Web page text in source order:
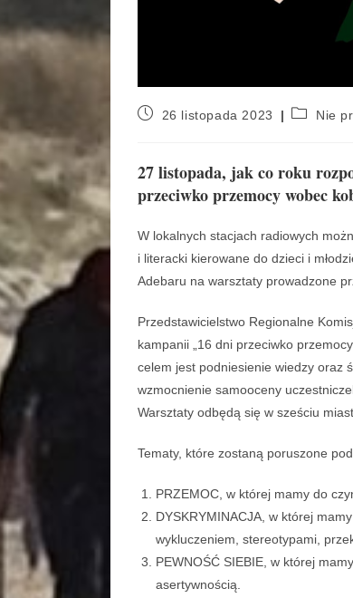
26 listopada 2023 Nie
27 listopada, jak co roku
przeciwko przemocy wobec
W lokalnych stacjach radiowych
i literacki kierowane do dzieci i
Adebaru na warsztaty prowadzone
Przedstawicielstwo Regionalne
kampanii „16 dni przeciwko
celem jest podniesienie wiedzy oraz
wzmocnienie samooceny
Warsztaty odbędą się w sześciu
Tematy, które zostaną poruszone
PRZEMOC, w której mamy do
DYSKRYMINACJA, w której
wykluczeniem, stereotypami,
PEWNOŚĆ SIEBIE, w której
asertywnością.